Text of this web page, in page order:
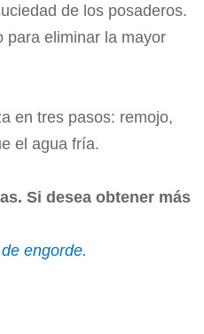
de los posaderos.
para eliminar la mayor
en tres pasos: remojo,
el agua fría.
Si desea obtener más
engorde.